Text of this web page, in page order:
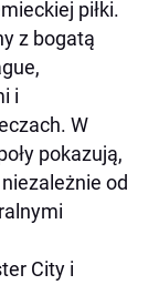
piłki.
z bogatą
i
W
pokazują,
od
City i